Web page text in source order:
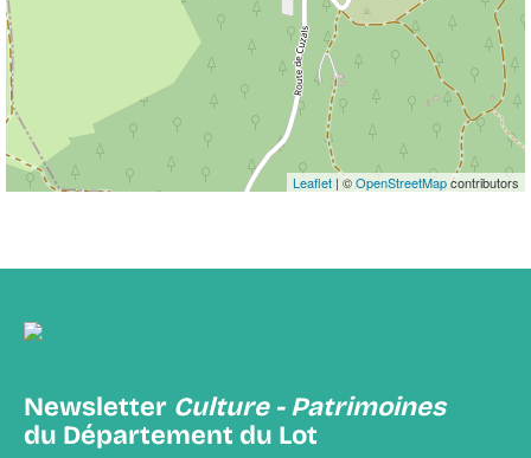
Leaflet | ©OpenStreetMapcontributors
Newsletter Culture - Patrimoines
du Département du Lot